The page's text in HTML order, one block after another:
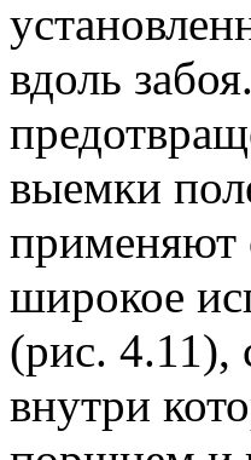
вдоль
выемки
применяют
широкое
(рис. 4.11),
внутри